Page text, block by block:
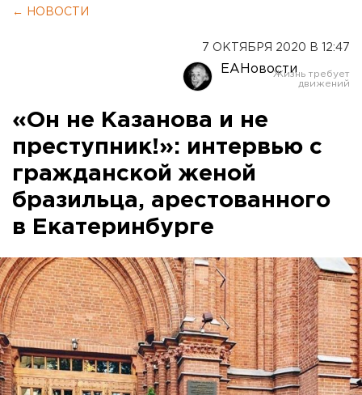
← НОВОСТИ
7 ОКТЯБРЯ 2020 В 12:47
ЕАНовости
«Он не Казанова и не
преступник!»: интервью с
гражданской женой
бразильца, арестованного
в Екатеринбурге